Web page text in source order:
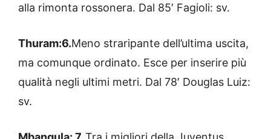
alla rimonta rossonera. Dal 85′ Fagioli: sv.
Thuram:6.Meno straripante dell’ultima uscita,
ma comunque ordinato. Esce per inserire più
qualità negli ultimi metri. Dal 78′ Douglas Luiz:
sv.